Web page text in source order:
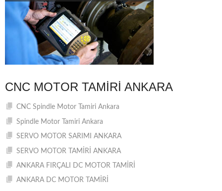
CNC MOTOR TAMIRI ANKARA
CNC Spindle Motor Tamiri Ankara
Spindle Motor Tamiri Ankara
SERVO MOTOR SARIMI ANKARA
SERVO MOTOR TAMİRİ ANKARA
ANKARA FIRÇALI DC MOTOR TAMİRİ
ANKARA DC MOTOR TAMİRİ